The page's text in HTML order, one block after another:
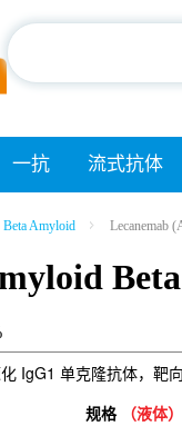
一抗 流式抗体
Beta Amyloid Lecanemab
IgG1 单克隆抗体，
规格 （液体）